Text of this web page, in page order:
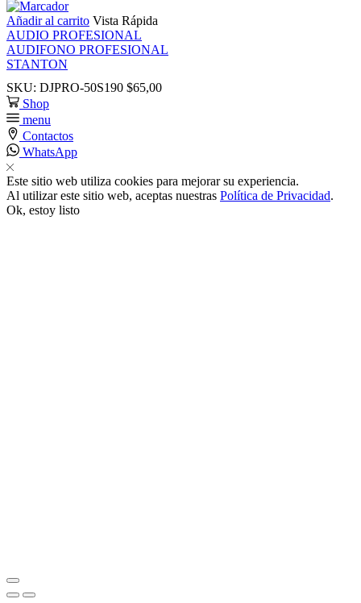
panel
Añadir al carrito Vista Rápida
AUDIO PROFESIONAL
AUDIFONO PROFESIONAL
STANTON
SKU: DJPRO-50S190 $65,00
Shop
menu
Contactos
WhatsApp
Este sitio web utiliza cookies para mejorar su experiencia.
Al utilizar este sitio web, aceptas nuestras Política de Privacidad.
Ok, estoy listo